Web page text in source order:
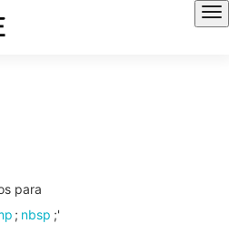
para
; nbsp ;'